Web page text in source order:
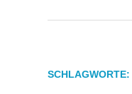
SCHLAGWORTE: